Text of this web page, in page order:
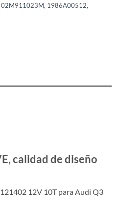
02M911023M, 1986A00512,
calidad de diseño
12V 10T para Audi Q3